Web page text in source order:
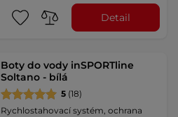
Detail
Boty do vody inSPORTline
Soltano - bílá
5 (18)
Rychlostahovací systém, ochrana